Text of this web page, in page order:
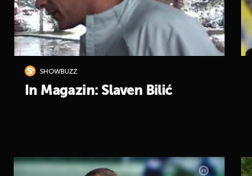
SHOWBUZZ
In Magazin: Slaven Bilić